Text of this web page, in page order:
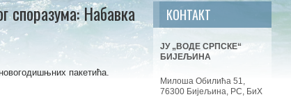
споразума: Набавка
пакетића.
КОНТАКТ
ЈУ „ВОДЕ СРПСКЕ“
БИЈЕЉИНА
Милоша Обилића 51,
76300 Бијељина, РС, БиХ